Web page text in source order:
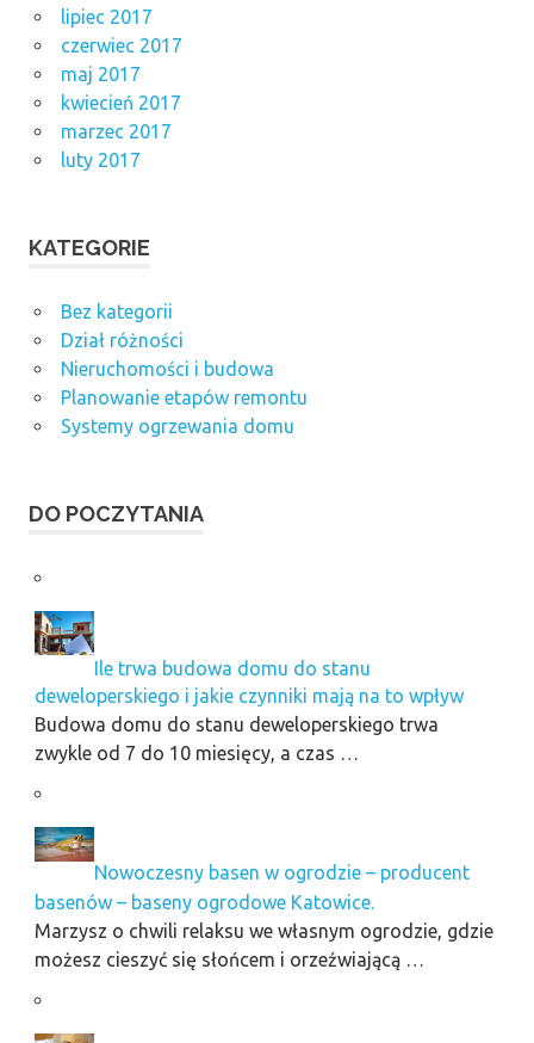
lipiec 2017
czerwiec 2017
maj 2017
kwiecień 2017
marzec 2017
luty 2017
KATEGORIE
Bez kategorii
Dział różności
Nieruchomości i budowa
Planowanie etapów remontu
Systemy ogrzewania domu
DO POCZYTANIA
Ile trwa budowa domu do stanu
deweloperskiego i jakie czynniki mają na to wpływ
Budowa domu do stanu deweloperskiego trwa
zwykle od 7 do 10 miesięcy, a czas …
Nowoczesny basen w ogrodzie – producent
basenów – baseny ogrodowe Katowice.
Marzysz o chwili relaksu we własnym ogrodzie, gdzie
możesz cieszyć się słońcem i orzeźwiającą …